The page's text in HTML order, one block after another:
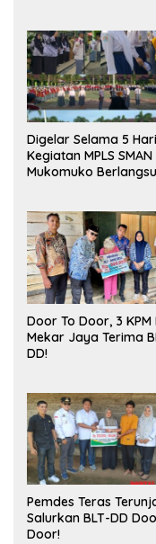
Digelar Selama 5
Kegiatan MPLS SMAN
Mukomuko
Door To Door, 3 KPM
Mekar Jaya Terima
DD!
Pemdes Teras
Salurkan BLT-DD
Door!